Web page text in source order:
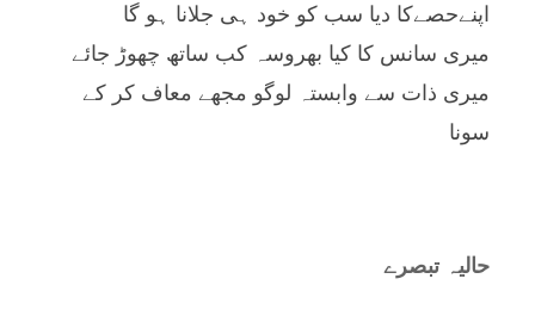
اپنےحصےکا دیا سب کو خود ہی جلانا ہو گا
میری سانس کا کیا بھروسہ کب ساتھ چھوڑ جائے
میری ذات سے وابستہ لوگو مجھے معاف کر کے
سونا
حالیہ تبصرے